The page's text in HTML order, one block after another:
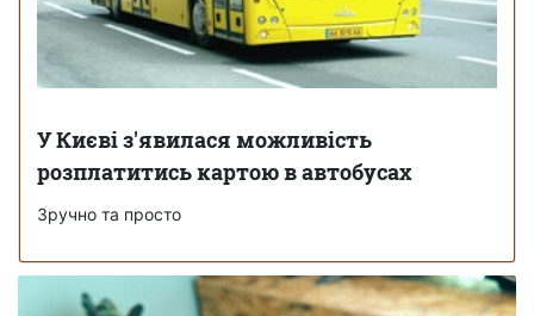
У Києві з'явилася можливість
розплатитись картою в автобусах
Зручно та просто